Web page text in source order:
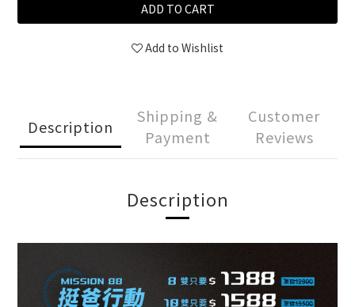
ADD TO CART
Add to Wishlist
Description
Shipping &
Payment
Customer
Reviews
Description